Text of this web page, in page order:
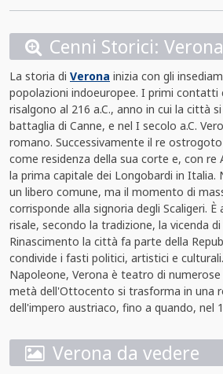
Cenni Storici:
La storia di Verona inizia con gli
popolazioni indoeuropee. I primi contatti
risalgono al 216 a.C., anno in cui la città
battaglia di Canne, e nel I secolo a.C.
romano. Successivamente il re
come residenza della sua corte e, con re
la prima capitale dei Longobardi in Italia.
un libero comune, ma il momento di
corrisponde alla signoria degli Scaligeri.
risale, secondo la tradizione, la vicenda
Rinascimento la città fa parte della
condivide i fasti politici, artistici e
Napoleone, Verona è teatro di
metà dell'Ottocento si trasforma in una
dell'impero austriaco, fino a quando, nel
Verona da vedere